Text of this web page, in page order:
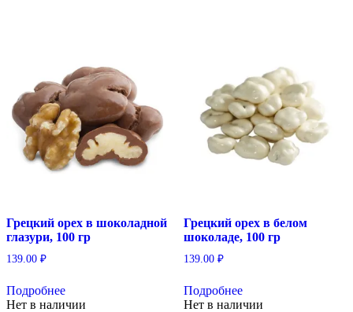
Грецкий орех в шоколадной
глазури, 100 гр
139.00 ₽
Подробнее
Нет в наличии
Грецкий орех в белом
шоколаде, 100 гр
139.00 ₽
Подробнее
Нет в наличии